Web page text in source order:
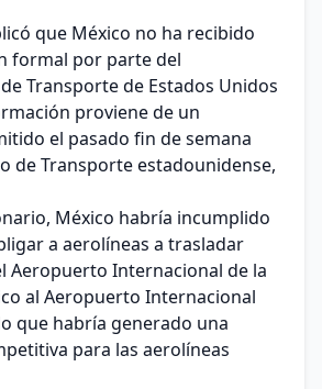
que México no ha recibido
formal por parte del
Transporte de Estados Unidos
proviene de un
el pasado fin de semana
de Transporte estadounidense,
México habría incumplido
a aerolíneas a trasladar
Aeropuerto Internacional de la
al Aeropuerto Internacional
que habría generado una
para las aerolíneas